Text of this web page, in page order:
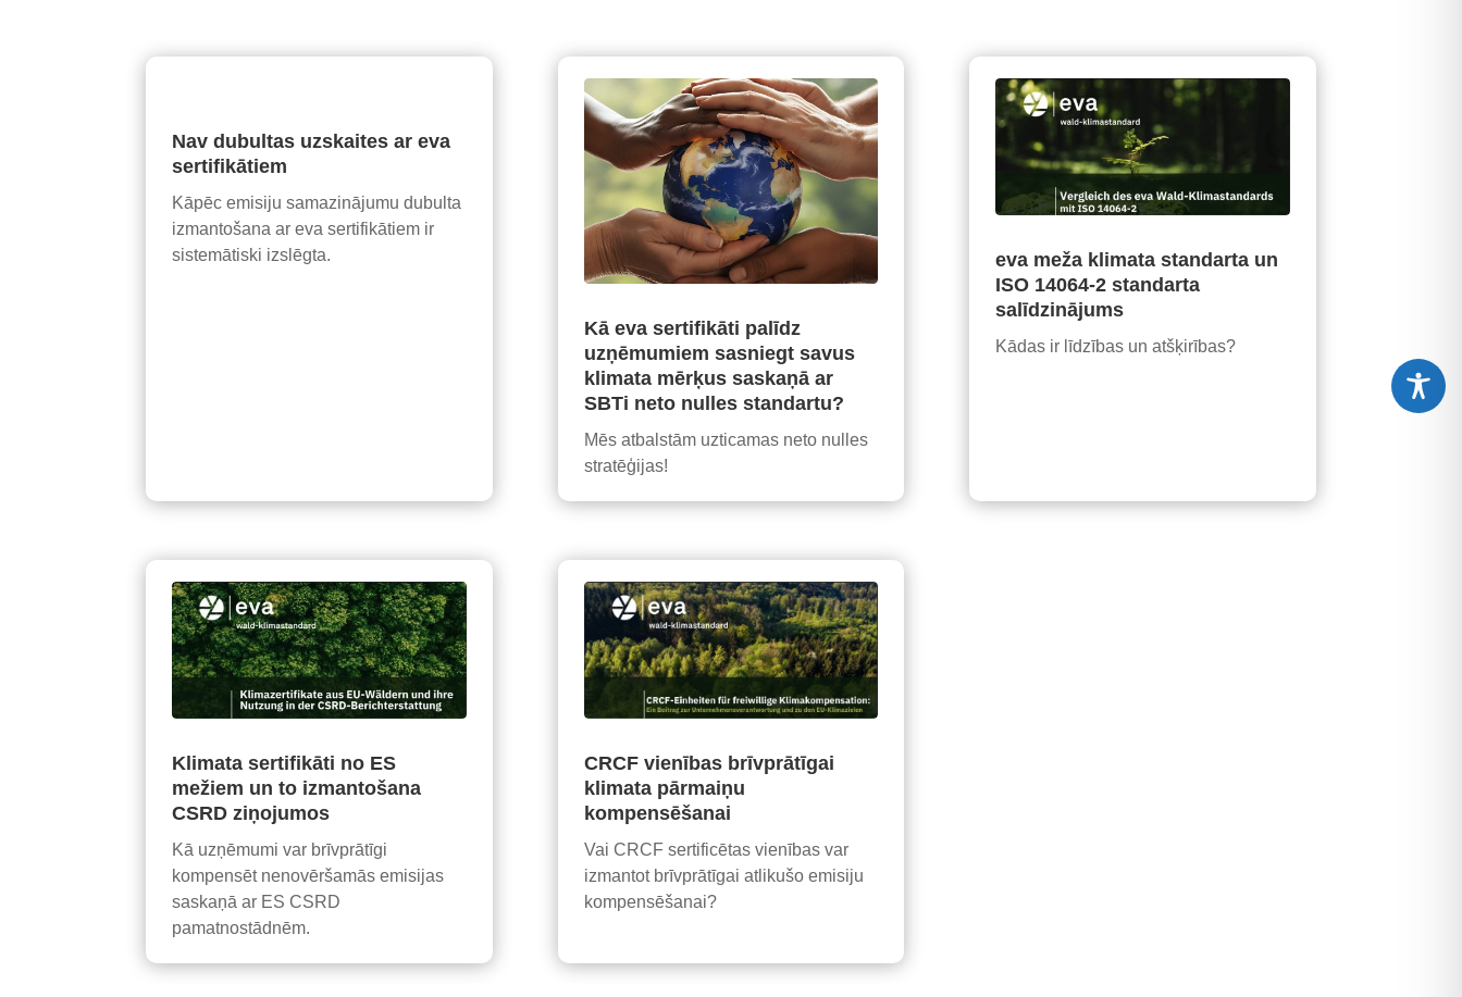
Nav dubultas uzskaites ar eva
sertifikātiem
Kāpēc emisiju samazinājumu dubulta
izmantošana ar eva sertifikātiem ir
sistemātiski izslēgta.
Kā eva sertifikāti palīdz
uzņēmumiem sasniegt savus
klimata mērķus saskaņā ar
SBTi neto nulles standartu?
Mēs atbalstām uzticamas neto nulles
stratēģijas!
eva meža klimata standarta un
ISO 14064-2 standarta
salīdzinājums
Kādas ir līdzības un atšķirības?
Klimata sertifikāti no ES
mežiem un to izmantošana
CSRD ziņojumos
Kā uzņēmumi var brīvprātīgi
kompensēt nenovēršamās emisijas
saskaņā ar ES CSRD
pamatnostādnēm.
CRCF vienības brīvprātīgai
klimata pārmaiņu
kompensēšanai
Vai CRCF sertificētas vienības var
izmantot brīvprātīgai atlikušo emisiju
kompensēšanai?